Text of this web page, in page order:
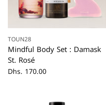
كمية TOUN28
Mindful Body Set : Damask
St. Rosé
Dhs. 170.00